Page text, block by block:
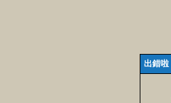
出錯啦